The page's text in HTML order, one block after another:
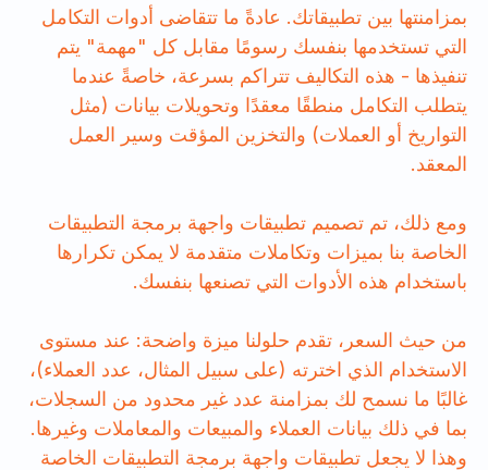
بمزامنتها بين تطبيقاتك. عادةً ما تتقاضى أدوات التكامل
التي تستخدمها بنفسك رسومًا مقابل كل "مهمة" يتم
تنفيذها - هذه التكاليف تتراكم بسرعة، خاصةً عندما
يتطلب التكامل منطقًا معقدًا وتحويلات بيانات (مثل
التواريخ أو العملات) والتخزين المؤقت وسير العمل
المعقد.
ومع ذلك، تم تصميم تطبيقات واجهة برمجة التطبيقات
الخاصة بنا بميزات وتكاملات متقدمة لا يمكن تكرارها
باستخدام هذه الأدوات التي تصنعها بنفسك.
من حيث السعر، تقدم حلولنا ميزة واضحة: عند مستوى
الاستخدام الذي اخترته (على سبيل المثال، عدد العملاء)،
غالبًا ما نسمح لك بمزامنة عدد غير محدود من السجلات،
بما في ذلك بيانات العملاء والمبيعات والمعاملات وغيرها.
وهذا لا يجعل تطبيقات واجهة برمجة التطبيقات الخاصة